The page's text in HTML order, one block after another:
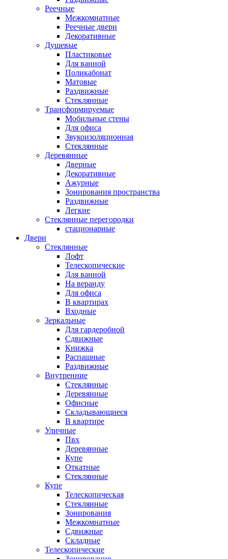
Реечные
Межкомнатные
Реечные двери
Декоративные
Душевые
Пластиковые
Для ванной
Поликабонат
Матовые
Раздвижные
Стеклянные
Трансформируемые
Мобильные стены
Для офиса
Звукоизоляционная
Стеклянные
Деревянные
Дверные
Декоративные
Ажурные
Зонирования пространства
Раздвижные
Легкие
Стеклянные перегородки
стационарные
Двери
Стеклянные
Лофт
Телескопические
Для ванной
На веранду
Для офиса
В квартирах
Входные
Зеркальные
Для гардеробной
Сдвижные
Книжка
Распашные
Раздвижные
Внутренние
Стеклянные
Деревянные
Офисные
Складывающиеся
В квартире
Уличные
Пвх
Деревянные
Купе
Откатные
Стеклянные
Купе
Телескопическая
Стеклянные
Зонирования
Межкомнатные
Сдвижные
Складные
Телескопические